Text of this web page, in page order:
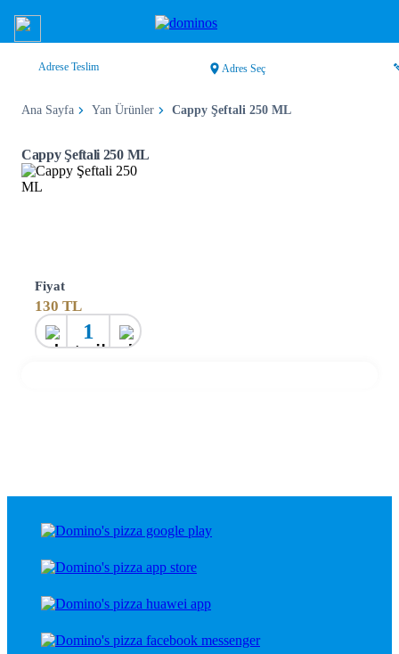
Adrese Teslim Adres Seç
Ana Sayfa Yan Ürünler Cappy Şeftali 250 ML
Cappy Şeftali 250 ML
Fiyat
130 TL
1